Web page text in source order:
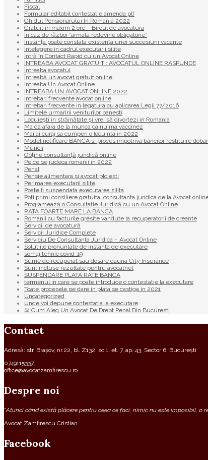
Fiscal
Formular editabil contestatie amenda plf
Ghidul Pensionarului In Romania 2022
Gratuit in maxim 2 ore – Biroul de avocatura
În caz de război ”armata redevine obligatorie”
Instanța poate constata existenţa unei succesiuni vacante
Intelegere in cadrul executarii silite
Intră în Contact Rapid cu un Avocat Online
INTREABA AVOCAT GRATUIT : AVOCATUL ONLINE RASPUNDE
Intreaba avocatul
Întreabă un avocat gratuit online
Intreaba Un Avocat Online
INTREABA UN AVOCAT ONLINE 2022
Intrebari frecvente avocat online
Intrebari frecvente in legatura cu aplicarea Legii 77/2016
Limitele urmaririi veniturilor banesti
Locuiești în străinătate și vrei să divorțezi in Romania
Ma da afara de la munca ca nu ma vaccinez
Mai ai curaj sa cumperi o locuinta in 2022
Model notificare BANCA si proces impotriva bancilor restituire
Muncii
Obține consultanță juridică online
Pe ce se judeca romanii in 2022
Penal
Pensie alimentara si avocat ploiesti
Perimarea executarii silite
Poate fi suspendata executarea silita
Poti primi consiliere gratuita, consultanta juridica de la Avocat
Programează o Consultație Juridică cu un Avocat Online
RATA FOARTE MARE LA BANCA
Romanii cu facturile gresite vandute la recuperatorii de creante
Servicii de avocatură
Servicii Juridice Complete
Serviciu De Consultanta Juridica – Avocat Online
Solutiile pronuntate de instanta de executare
somaj tehnic covid-19
Sume de recuperat sau dosare dauna City Insurance
Sunt incluse rezultate pentru avocatnet
SUSPENDARE PLATA RATE BANCA
termenul in care se poate introduce o contestatie la executare
Toate procesele pe dare in plata se castiga in 2021
Uncategorized
Unde voi depune contestatia la executare
⚖ Cum Aleg Un Avocat De Drept Penal Din Bucuresti
Contact
Adresă: str. Brașov, nr.22, bl. Z132, sc.1, et. 7, ap. 43, Sector 6, București
0749115337
office@avocatzamfirescu.ro
Despre noi
“Atunci când există plăcere pentru ceea ce faci, nimic nu este imposibil,
Avocat Zamfirescu Cristian
Facebook